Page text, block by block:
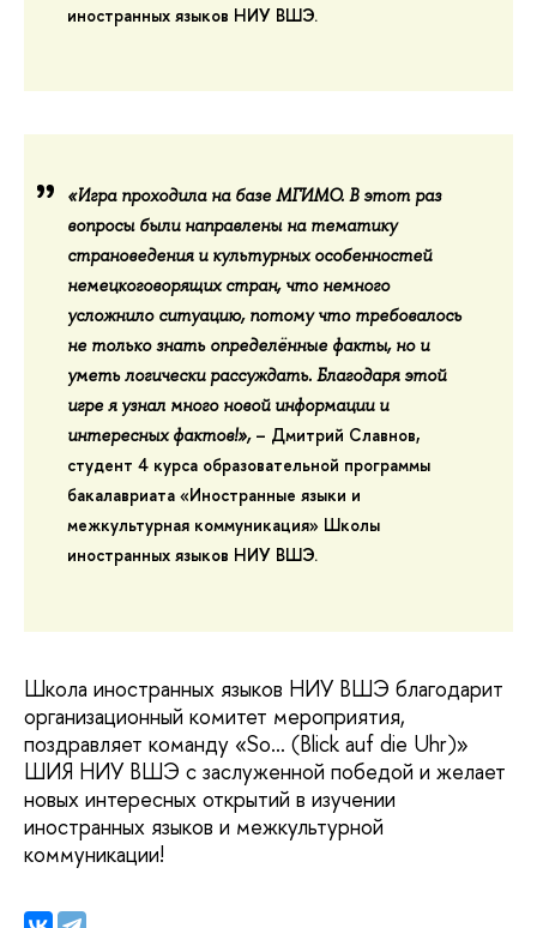
иностранных языков НИУ ВШЭ.
«Игра проходила на базе МГИМО. В этот раз
вопросы были направлены на тематику
страноведения и культурных особенностей
немецкоговорящих стран, что немного
усложнило ситуацию, потому что требовалось
не только знать определённые факты, но и
уметь логически рассуждать. Благодаря этой
игре я узнал много новой информации и
интересных фактов!», – Дмитрий Славнов,
студент 4 курса образовательной программы
бакалавриата «Иностранные языки и
межкультурная коммуникация» Школы
иностранных языков НИУ ВШЭ.
Школа иностранных языков НИУ ВШЭ благодарит
организационный комитет мероприятия,
поздравляет команду «So… (Blick auf die Uhr)»
ШИЯ НИУ ВШЭ с заслуженной победой и желает
новых интересных открытий в изучении
иностранных языков и межкультурной
коммуникации!